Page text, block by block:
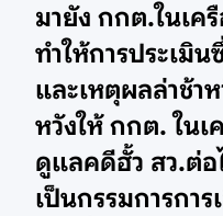
มายัง กกต.ในเค
ทำให้การประเมิ
และเหตุผลล่าช้า
หวังให้ กกต. ใน
ดูแลคดีฮั้ว สว.ต่
เป็นกรรมการกา